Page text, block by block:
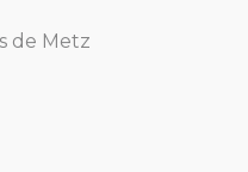
de Metz